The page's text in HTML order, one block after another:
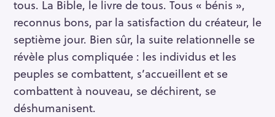
tous. La Bible, le livre de tous. Tous « bénis »,
reconnus bons, par la satisfaction du créateur, le
septième jour. Bien sûr, la suite relationnelle se
révèle plus compliquée : les individus et les
peuples se combattent, s’accueillent et se
combattent à nouveau, se déchirent, se
déshumanisent.